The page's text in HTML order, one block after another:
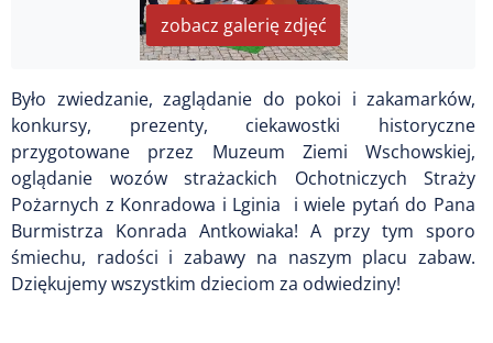
zobacz galerię zdjęć
Było zwiedzanie, zaglądanie do pokoi i zakamarków,
konkursy, prezenty, ciekawostki historyczne
przygotowane przez Muzeum Ziemi Wschowskiej,
oglądanie wozów strażackich Ochotniczych Straży
Pożarnych z Konradowa i Lginia
i wiele pytań do Pana
Burmistrza Konrada Antkowiaka! A przy tym sporo
śmiechu, radości i zabawy na naszym placu zabaw.
Dziękujemy wszystkim dzieciom za odwiedziny!